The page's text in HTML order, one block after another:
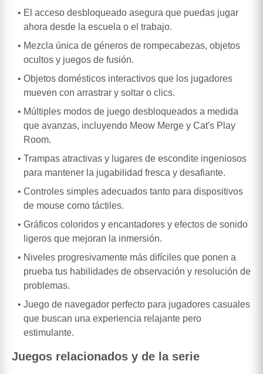
El acceso desbloqueado asegura que puedas jugar
ahora desde la escuela o el trabajo.
Mezcla única de géneros de rompecabezas, objetos
ocultos y juegos de fusión.
Objetos domésticos interactivos que los jugadores
mueven con arrastrar y soltar o clics.
Múltiples modos de juego desbloqueados a medida
que avanzas, incluyendo Meow Merge y Cat's Play
Room.
Trampas atractivas y lugares de escondite ingeniosos
para mantener la jugabilidad fresca y desafiante.
Controles simples adecuados tanto para dispositivos
de mouse como táctiles.
Gráficos coloridos y encantadores y efectos de sonido
ligeros que mejoran la inmersión.
Niveles progresivamente más difíciles que ponen a
prueba tus habilidades de observación y resolución de
problemas.
Juego de navegador perfecto para jugadores casuales
que buscan una experiencia relajante pero
estimulante.
Juegos relacionados y de la serie